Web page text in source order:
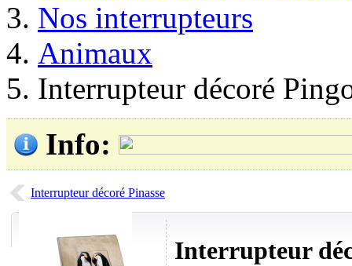
Nos interrupteurs
Animaux
Interrupteur décoré
Info:
Interrupteur décoré Pinasse
Interrupteur